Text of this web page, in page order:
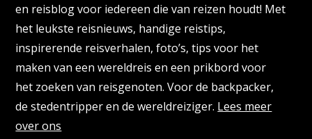
en reisblog voor iedereen die van reizen houdt! Met
het leukste reisnieuws, handige reistips,
inspirerende reisverhalen, foto’s, tips voor het
maken van een wereldreis en een prikbord voor
het zoeken van reisgenoten. Voor de backpacker,
de stedentripper en de wereldreiziger. Lees meer
over ons